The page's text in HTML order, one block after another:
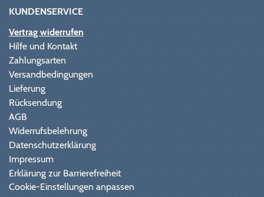
KUNDENSERVICE
Vertrag widerrufen
Hilfe und Kontakt
Zahlungsarten
Versandbedingungen
Lieferung
Rücksendung
AGB
Widerrufsbelehrung
Datenschutzerklärung
Impressum
Erklärung zur Barrierefreiheit
Cookie-Einstellungen anpassen